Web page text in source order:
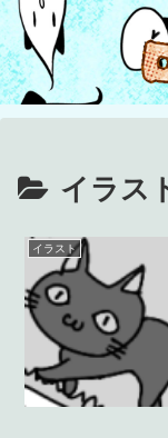
イラス
イラスト